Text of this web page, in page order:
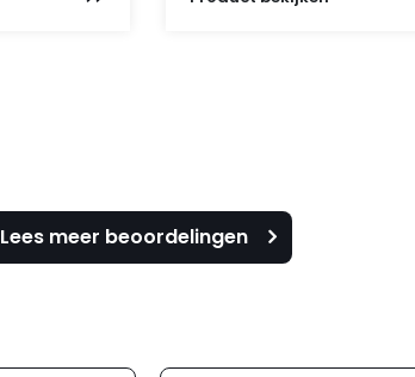
Lees meer beoordelingen